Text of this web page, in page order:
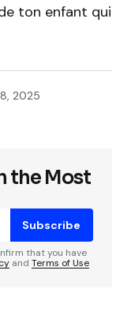
ton enfant qui
2025
the Most
Subscribe
that you have
and Terms of Use